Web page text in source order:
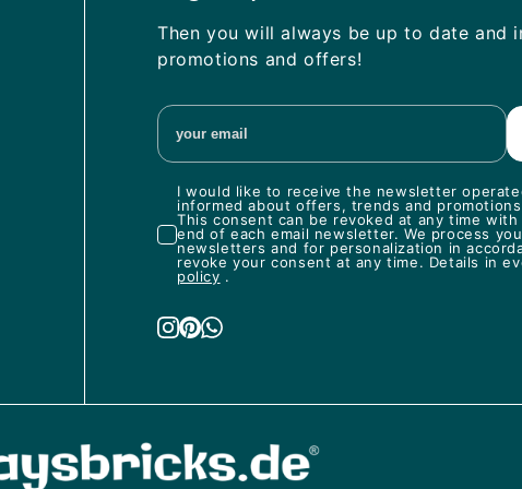
Then you will always be up to date and
promotions and offers!
I would like to receive the newsletter
informed about offers, trends and
This consent can be revoked at any time
end of each email newsletter. We process
newsletters and for personalization in
revoke your consent at any time. Details in
policy .